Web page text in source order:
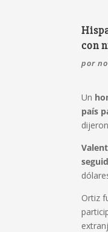
con
por
Un
país
Ortiz